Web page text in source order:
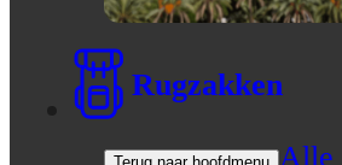
Rugzakken
Alle